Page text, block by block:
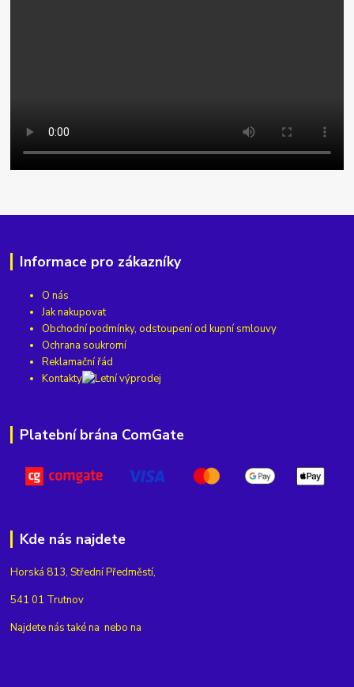
Informace pro zákazníky
O nás
Jak nakupovat
Obchodní podmínky, odstoupení od kupní smlouvy
Ochrana soukromí
Reklamační řád
Kontakty
Platební brána ComGate
Kde nás najdete
Horská 813, Střední Předměstí,
541 01 Trutnov
Najdete nás také na nebo na